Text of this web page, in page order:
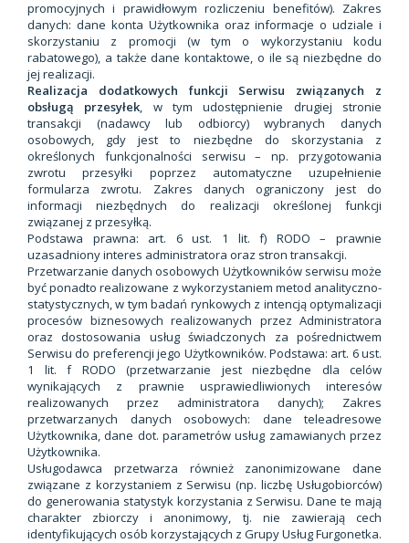
promocyjnych i prawidłowym rozliczeniu benefitów). Zakres
danych: dane konta Użytkownika oraz informacje o udziale i
skorzystaniu z promocji (w tym o wykorzystaniu kodu
rabatowego), a także dane kontaktowe, o ile są niezbędne do
jej realizacji.
Realizacja dodatkowych funkcji Serwisu związanych z
obsługą przesyłek, w tym udostępnienie drugiej stronie
transakcji (nadawcy lub odbiorcy) wybranych danych
osobowych, gdy jest to niezbędne do skorzystania z
określonych funkcjonalności serwisu – np. przygotowania
zwrotu przesyłki poprzez automatyczne uzupełnienie
formularza zwrotu. Zakres danych ograniczony jest do
informacji niezbędnych do realizacji określonej funkcji
związanej z przesyłką.
Podstawa prawna: art. 6 ust. 1 lit. f) RODO – prawnie
uzasadniony interes administratora oraz stron transakcji.
Przetwarzanie danych osobowych Użytkowników serwisu może
być ponadto realizowane z wykorzystaniem metod analityczno-
statystycznych, w tym badań rynkowych z intencją optymalizacji
procesów biznesowych realizowanych przez Administratora
oraz dostosowania usług świadczonych za pośrednictwem
Serwisu do preferencji jego Użytkowników. Podstawa: art. 6 ust.
1 lit. f RODO (przetwarzanie jest niezbędne dla celów
wynikających z prawnie usprawiedliwionych interesów
realizowanych przez administratora danych); Zakres
przetwarzanych danych osobowych: dane teleadresowe
Użytkownika, dane dot. parametrów usług zamawianych przez
Użytkownika.
Usługodawca przetwarza również zanonimizowane dane
związane z korzystaniem z Serwisu (np. liczbę Usługobiorców)
do generowania statystyk korzystania z Serwisu. Dane te mają
charakter zbiorczy i anonimowy, tj. nie zawierają cech
identyfikujących osób korzystających z Grupy Usług Furgonetka.